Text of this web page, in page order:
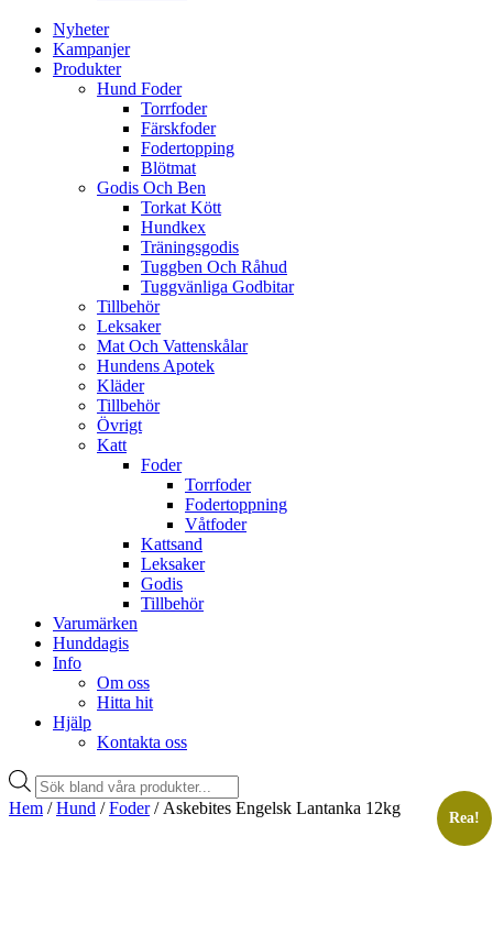
Nyheter
Kampanjer
Produkter
Hund Foder
Torrfoder
Färskfoder
Fodertopping
Blötmat
Godis Och Ben
Torkat Kött
Hundkex
Träningsgodis
Tuggben Och Råhud
Tuggvänliga Godbitar
Tillbehör
Leksaker
Mat Och Vattenskålar
Hundens Apotek
Kläder
Tillbehör
Övrigt
Katt
Foder
Torrfoder
Fodertoppning
Våtfoder
Kattsand
Leksaker
Godis
Tillbehör
Varumärken
Hunddagis
Info
Om oss
Hitta hit
Hjälp
Kontakta oss
Products
search
Hem /Hund /Foder/ Askebites Engelsk Lantanka 12kg
Rea!